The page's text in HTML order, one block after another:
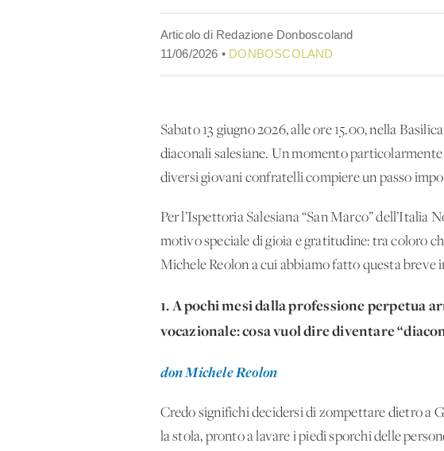
Articolo di Redazione Donboscoland
11/06/2026 • DONBOSCOLAND
Sabato 13 giugno 2026, alle ore 15.00, nella
diaconali salesiane. Un momento
diversi giovani confratelli compiere un passo
Per l’Ispettoria Salesiana “San Marco”
motivo speciale di gioia e gratitudine: tra coloro
Michele Reolon a cui abbiamo fatto questa breve
1.⁠ ⁠A pochi mesi dalla professione perpetua
vocazionale: cosa vuol dire diventare
don Michele Reolon
Credo significhi decidersi di zompettare dietro a
la stola, pronto a lavare i piedi sporchi delle